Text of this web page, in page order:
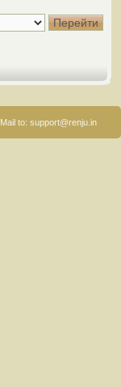
Mail to: support@renju.in